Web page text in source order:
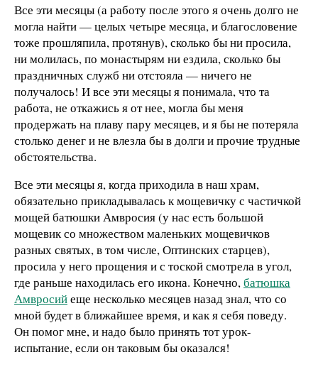
Все эти месяцы (а работу после этого я очень долго не
могла найти — целых четыре месяца, и благословение
тоже прошляпила, протянув), сколько бы ни просила,
ни молилась, по монастырям ни ездила, сколько бы
праздничных служб ни отстояла — ничего не
получалось! И все эти месяцы я понимала, что та
работа, не откажись я от нее, могла бы меня
продержать на плаву пару месяцев, и я бы не потеряла
столько денег и не влезла бы в долги и прочие трудные
обстоятельства.
Все эти месяцы я, когда приходила в наш храм,
обязательно прикладывалась к мощевичку с частичкой
мощей батюшки Амвросия (у нас есть большой
мощевик со множеством маленьких мощевичков
разных святых, в том числе, Оптинских старцев),
просила у него прощения и с тоской смотрела в угол,
где раньше находилась его икона. Конечно,батюшка
Амвросийеще несколько месяцев назад знал, что со
мной будет в ближайшее время, и как я себя поведу.
Он помог мне, и надо было принять тот урок-
испытание, если он таковым бы оказался!